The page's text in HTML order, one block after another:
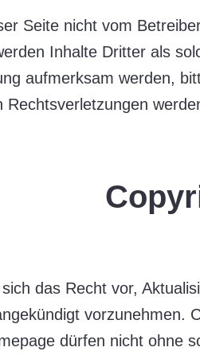
Seite nicht vom
Inhalte Dritter als
aufmerksam werden,
Rechtsverletzungen
das Recht vor,
vorzunehmen.
dürfen nicht ohne